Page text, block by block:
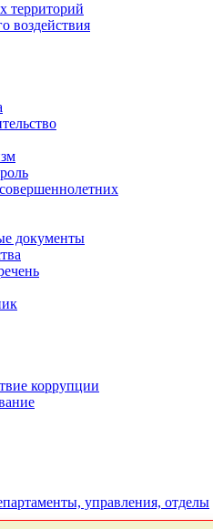
территорий
воздействия
документы
коррупции
управления, отделы